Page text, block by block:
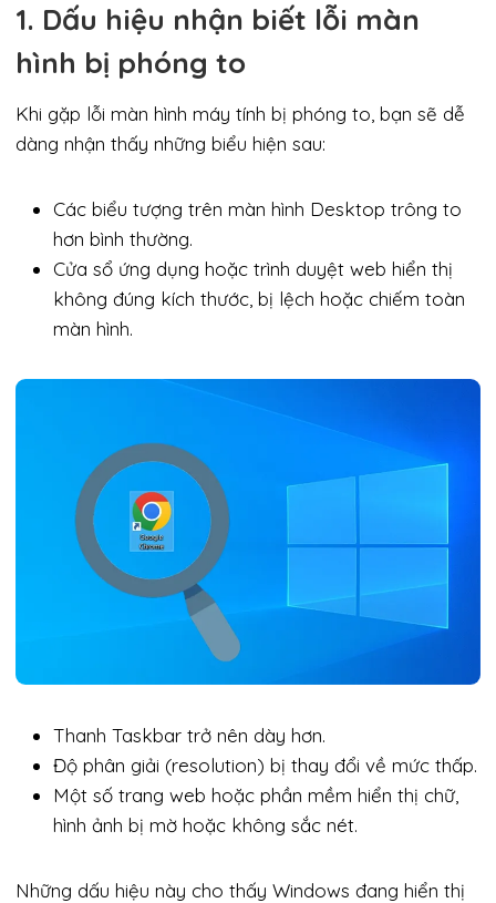
1. Dấu hiệu nhận biết lỗi màn
hình bị phóng to
Khi gặp lỗi màn hình máy tính bị phóng to, bạn sẽ dễ
dàng nhận thấy những biểu hiện sau:
Các biểu tượng trên màn hình Desktop trông to
hơn bình thường.
Cửa sổ ứng dụng hoặc trình duyệt web hiển thị
không đúng kích thước, bị lệch hoặc chiếm toàn
màn hình.
Thanh Taskbar trở nên dày hơn.
Độ phân giải (resolution) bị thay đổi về mức thấp.
Một số trang web hoặc phần mềm hiển thị chữ,
hình ảnh bị mờ hoặc không sắc nét.
Những dấu hiệu này cho thấy Windows đang hiển thị